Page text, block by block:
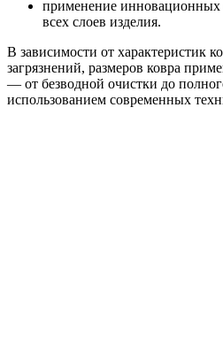
применение
всех слоев изделия.
В зависимости от характеристик
загрязнений, размеров ковра
— от безводной очистки до
использованием современных